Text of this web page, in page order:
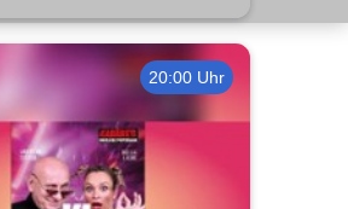
20:00 Uhr